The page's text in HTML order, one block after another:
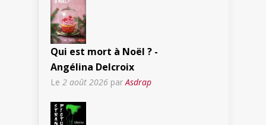
Qui est mort à Noël ? -
Angélina Delcroix
Le 2 août 2026 par Asdrap